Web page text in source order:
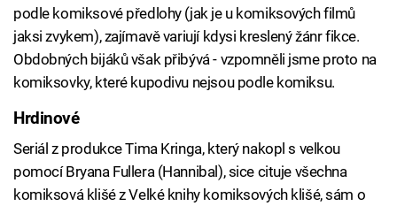
Sledujte nás
podle komiksové předlohy (jak je u komiksových filmů
jaksi zvykem), zajímavě variují kdysi kreslený žánr fikce.
Obdobných bijáků však přibývá - vzpomněli jsme proto na
komiksovky, které kupodivu nejsou podle komiksu.
Hrdinové
Seriál z produkce Tima Kringa, který nakopl s velkou
pomocí Bryana Fullera (Hannibal), sice cituje všechna
komiksová klišé z Velké knihy komiksových klišé, sám o